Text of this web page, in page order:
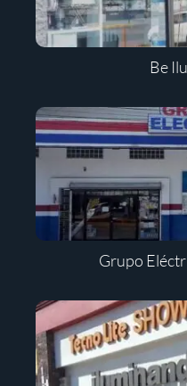
Be
Grupo